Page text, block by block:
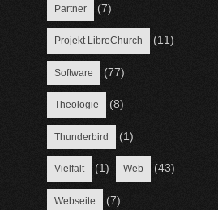
Partner (7)
Projekt LibreChurch (11)
Software (77)
Theologie (8)
Thunderbird (1)
Vielfalt (1) Web (43)
Webseite (7)